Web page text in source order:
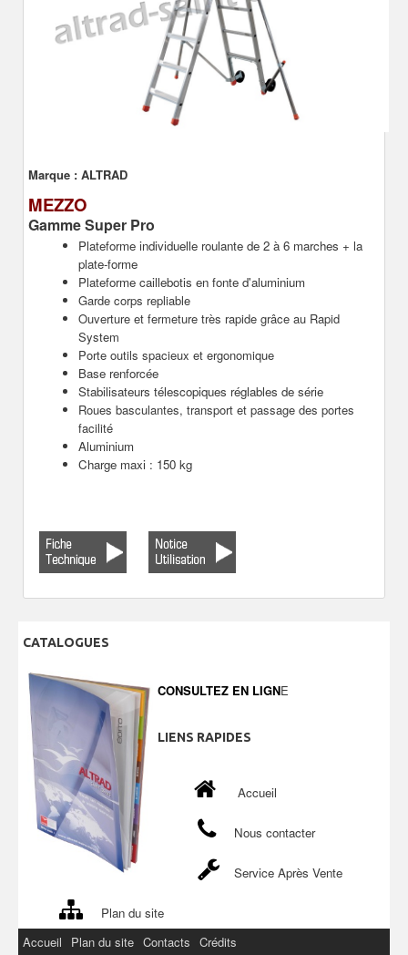
Marque : ALTRAD
MEZZO
Gamme Super Pro
Plateforme individuelle roulante de 2 à 6 marches + la
plate-forme
Plateforme caillebotis en fonte d'aluminium
Garde corps repliable
Ouverture et fermeture très rapide grâce au Rapid
System
Porte outils spacieux et ergonomique
Base renforcée
Stabilisateurs télescopiques réglables de série
Roues basculantes, transport et passage des portes
facilité
Aluminium
Charge maxi : 150 kg
CATALOGUES
CONSULTEZ EN LIGNE
LIENS RAPIDES
Accueil
Nous contacter
Service Après Vente
Plan du site
Accueil
Plan du site Contacts Crédits